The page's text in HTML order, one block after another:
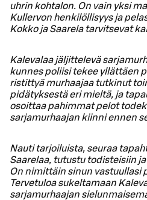
uhrin kohtalon. On vain yksi
Kullervon henkilöllisyys ja
Kokko ja Saarela tarvitsevat
Kalevalaa jäljittelevä
kunnes poliisi tekee yllättäen
ristittyä murhaajaa tutkinut
pidätyksestä eri mieltä, ja
osoittaa pahimmat pelot
sarjamurhaajan kiinni ennen
Nauti tarjoiluista, seuraa
Saarelaa, tutustu todisteisiin
On nimittäin sinun vastuullasi
Tervetuloa sukeltamaan
sarjamurhaajan